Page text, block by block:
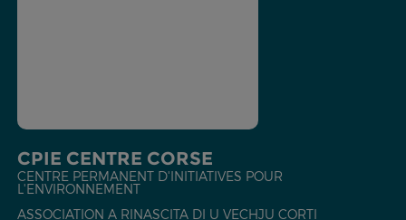
CPIE CENTRE CORSE
CENTRE PERMANENT D'INITIATIVES POUR
L'ENVIRONNEMENT
ASSOCIATION A RINASCITA DI U VECHJU CORTI